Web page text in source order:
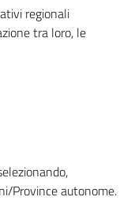
regionali
tra loro, le
Province autonome.